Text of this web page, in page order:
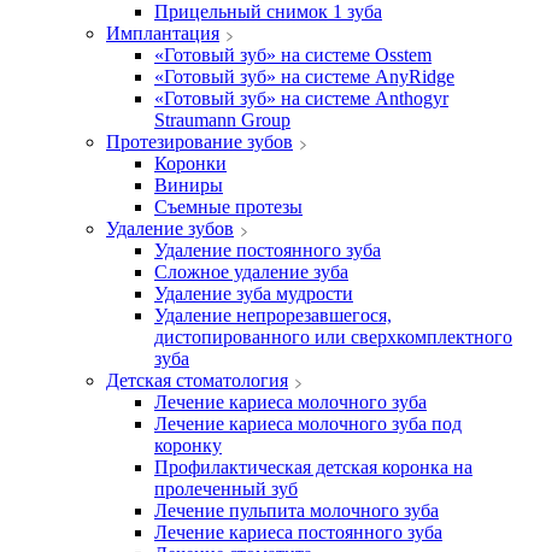
Прицельный снимок 1 зуба
Имплантация
«Готовый зуб» на системе Osstem
«Готовый зуб» на системе AnyRidge
«Готовый зуб» на системе Anthogyr
Straumann Group
Протезирование зубов
Коронки
Виниры
Съемные протезы
Удаление зубов
Удаление постоянного зуба
Сложное удаление зуба
Удаление зуба мудрости
Удаление непрорезавшегося,
дистопированного или сверхкомплектного
зуба
Детская стоматология
Лечение кариеса молочного зуба
Лечение кариеса молочного зуба под
коронку
Профилактическая детская коронка на
пролеченный зуб
Лечение пульпита молочного зуба
Лечение кариеса постоянного зуба